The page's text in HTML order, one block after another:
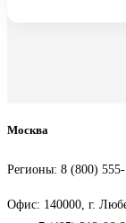
Москва
Регионы: 8 (800)
Офис: 140000, г.